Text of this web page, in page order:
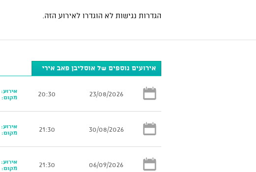
הגדרות נגישות לא הוגדרו לאירוע הזה.
אירועים נוספים של אוסליבן פאב אירי
23/08/2026
20:30 אירוע:
מקום:
30/08/2026
21:30 אירוע:
מקום:
06/09/2026
21:30 אירוע:
מקום: